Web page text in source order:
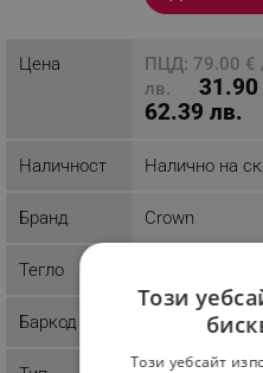
продукт
Цена
ПЦД: 79.00 €
лв.
62.39 лв.
Наличност Налично на
Бранд Crown
Тегло
Баркод
Този
Този уебсайт